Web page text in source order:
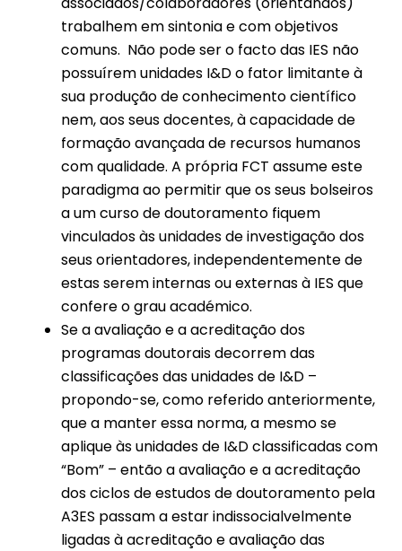
trabalhem em sintonia e com objetivos
comuns. Não pode ser o facto das IES não
possuírem unidades I&D o fator limitante à
sua produção de conhecimento científico
nem, aos seus docentes, à capacidade de
formação avançada de recursos humanos
com qualidade. A própria FCT assume este
paradigma ao permitir que os seus bolseiros
a um curso de doutoramento fiquem
vinculados às unidades de investigação dos
seus orientadores, independentemente de
estas serem internas ou externas à IES que
confere o grau académico.
Se a avaliação e a acreditação dos
programas doutorais decorrem das
classificações das unidades de I&D –
propondo-se, como referido anteriormente,
que a manter essa norma, a mesmo se
aplique às unidades de I&D classificadas com
“Bom” – então a avaliação e a acreditação
dos ciclos de estudos de doutoramento pela
A3ES passam a estar indissocialvelmente
ligadas à acreditação e avaliação das